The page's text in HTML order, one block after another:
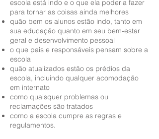
escola está indo e o que ela poderia fazer
para tornar as coisas ainda melhores
quão bem os alunos estão indo, tanto em
sua educação quanto em seu bem-estar
geral e desenvolvimento pessoal
o que pais e responsáveis pensam sobre a
escola
quão atualizados estão os prédios da
escola, incluindo qualquer acomodação
em internato
como quaisquer problemas ou
reclamações são tratados
como a escola cumpre as regras e
regulamentos.